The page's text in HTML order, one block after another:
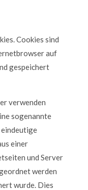
Cookies sind
auf
gespeichert
verwenden
sogenannte
einer
und Server
werden
wurde. Dies